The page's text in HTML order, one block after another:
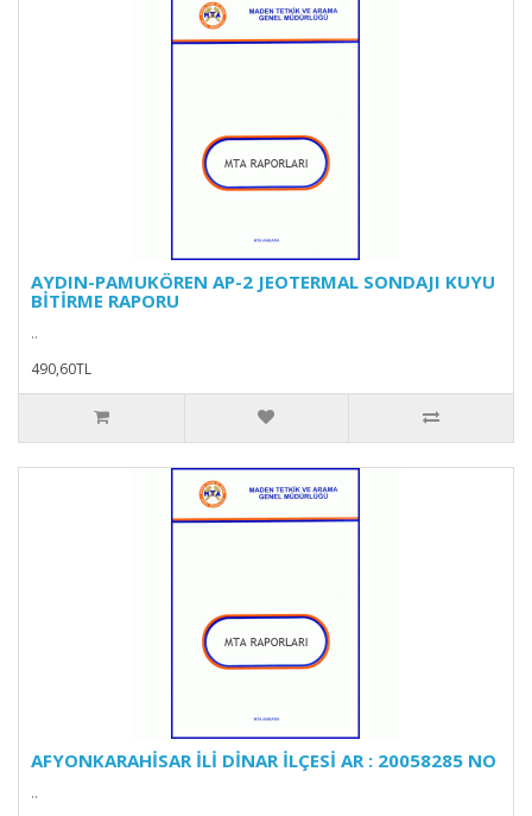
AYDIN-PAMUKÖREN AP-2 JEOTERMAL SONDAJI KUYU
BİTİRME RAPORU
..
490,60TL
AFYONKARAHİSAR İLİ DİNAR İLÇESİ AR : 20058285 NO
..